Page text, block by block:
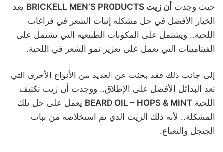
حيث وجدت أن زيت BRICKELL MEN’S PRODUCTS يعد
الخيار الأفضل في حل مشكلة إنبات الشعر في فراغات
اللحية.. ويشتمل على المكونات الطبيعية التي تشتمل على
الفيتامينات التي تعمل على تعزيز نمو الشعر في اللحية.
إلى جانب ذلك فقد بحثت عن العديد من الأنواع الأخرى التي
تعد البدائل الأفضل على الإطلاق.. ووجدت أن زيت تكثيف
اللحية BEARD OIL – HOPS & MINT يعمل على حل تلك
المشكلة.. لأنه ذلك الزيت الذي تم استخلاصه من نبات
الجنجل والنعناع.